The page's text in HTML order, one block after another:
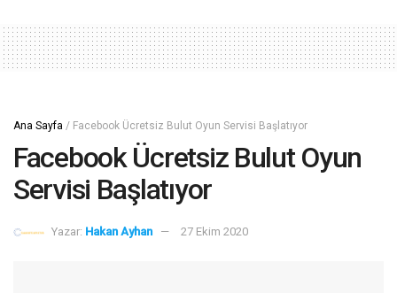
Ana Sayfa / Facebook Ücretsiz Bulut Oyun Servisi Başlatıyor
Facebook Ücretsiz Bulut Oyun
Servisi Başlatıyor
Yazar: Hakan Ayhan 27 Ekim 2020